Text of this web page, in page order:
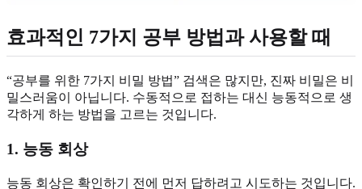
효과적인 7가지 공부 방법과 사용할 때
“공부를 위한 7가지 비밀 방법” 검색은 많지만, 진짜 비밀은 비
밀스러움이 아닙니다. 수동적으로 접하는 대신 능동적으로 생
각하게 하는 방법을 고르는 것입니다.
1. 능동 회상
능동 회상은 확인하기 전에 먼저 답하려고 시도하는 것입니다.